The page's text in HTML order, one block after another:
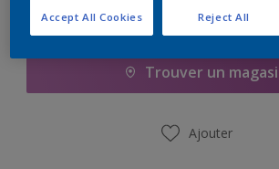
Ajouter à la liste
Trouver un
Ajouter
Reject All
Accept All Cookies